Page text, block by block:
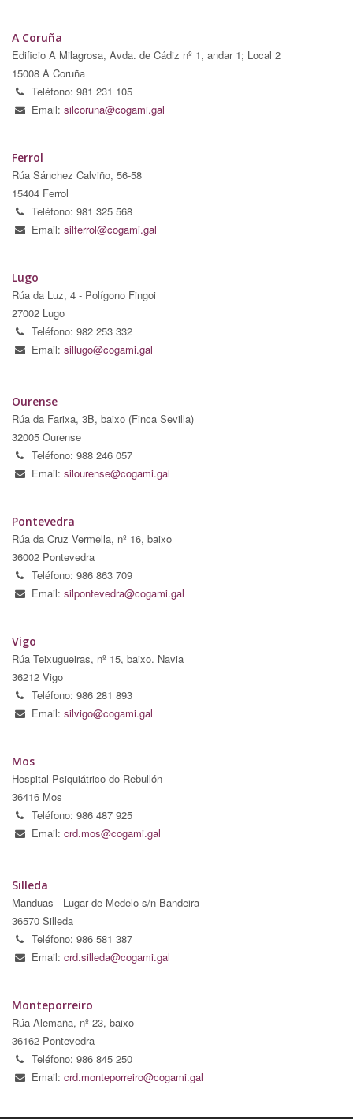
A Coruña
Edificio A Milagrosa, Avda. de Cádiz nº 1, andar 1; Local 2
15008 A Coruña
Teléfono: 981 231 105
Email: silcoruna@cogami.gal
Ferrol
Rúa Sánchez Calviño, 56-58
15404 Ferrol
Teléfono: 981 325 568
Email: silferrol@cogami.gal
Lugo
Rúa da Luz, 4 - Polígono Fingoi
27002 Lugo
Teléfono: 982 253 332
Email: sillugo@cogami.gal
Ourense
Rúa da Farixa, 3B, baixo (Finca Sevilla)
32005 Ourense
Teléfono: 988 246 057
Email: silourense@cogami.gal
Pontevedra
Rúa da Cruz Vermella, nº 16, baixo
36002 Pontevedra
Teléfono: 986 863 709
Email: silpontevedra@cogami.gal
Vigo
Rúa Teixugueiras, nº 15, baixo. Navia
36212 Vigo
Teléfono: 986 281 893
Email: silvigo@cogami.gal
Mos
Hospital Psiquiátrico do Rebullón
36416 Mos
Teléfono: 986 487 925
Email: crd.mos@cogami.gal
Silleda
Manduas - Lugar de Medelo s/n Bandeira
36570 Silleda
Teléfono: 986 581 387
Email: crd.silleda@cogami.gal
Monteporreiro
Rúa Alemaña, nº 23, baixo
36162 Pontevedra
Teléfono: 986 845 250
Email: crd.monteporreiro@cogami.gal